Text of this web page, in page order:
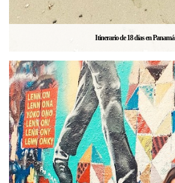
Itinerario de 18 días en Panamá